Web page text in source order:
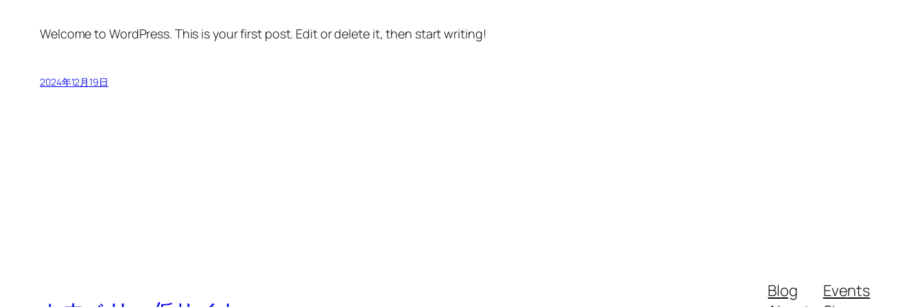
Welcome to WordPress. This is your first post. Edit or delete it, then start writing!
2024年12月19日
Blog
Events